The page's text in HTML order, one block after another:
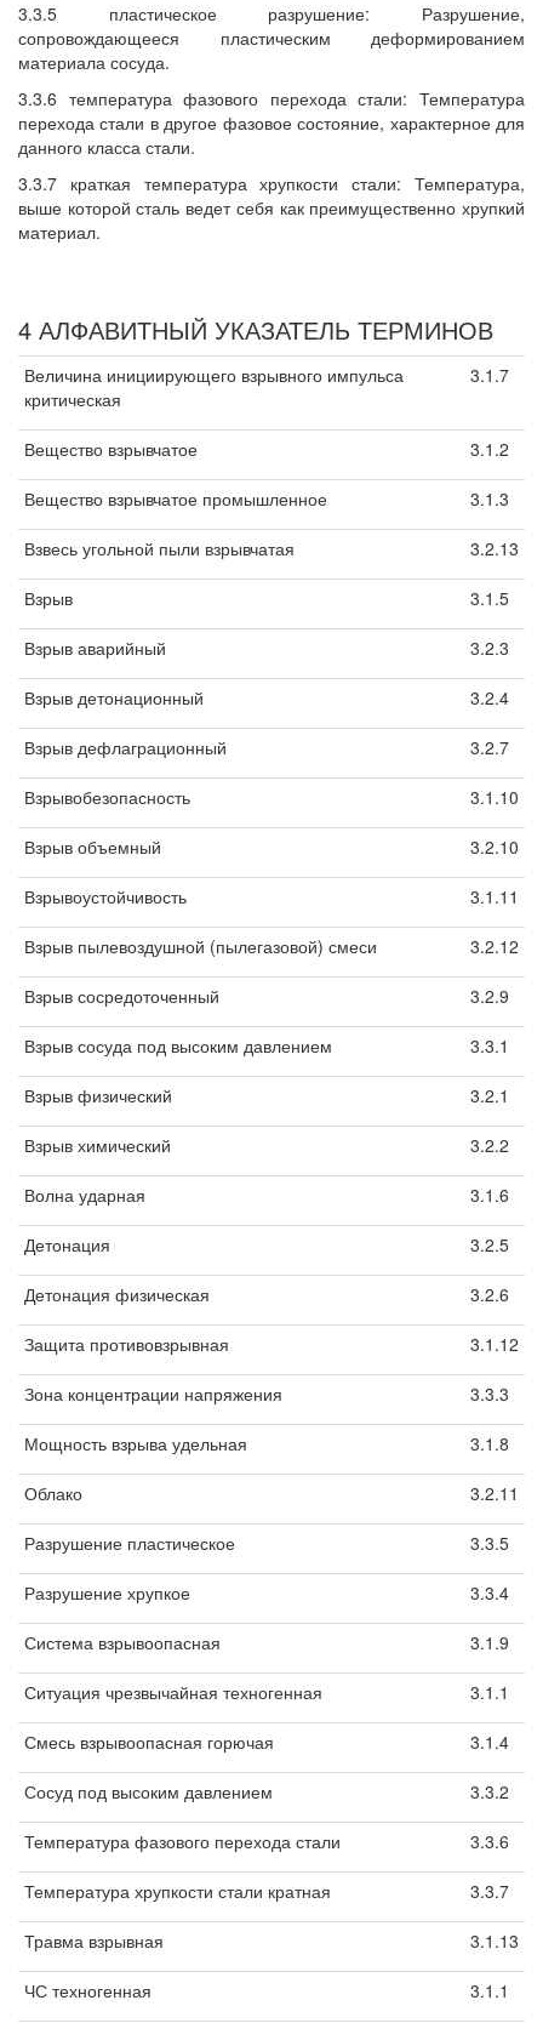
3.3.5 пластическое разрушение: Разрушение,
сопровождающееся пластическим деформированием
материала сосуда.
3.3.6 температура фазового перехода стали: Температура
перехода стали в другое фазовое состояние, характерное для
данного класса стали.
3.3.7 краткая температура хрупкости стали: Температура,
выше которой сталь ведет себя как преимущественно хрупкий
материал.
4 АЛФАВИТНЫЙ УКАЗАТЕЛЬ ТЕРМИНОВ
Величина инициирующего взрывного импульса
критическая
3.1.7
Вещество взрывчатое 3.1.2
Вещество взрывчатое промышленное 3.1.3
Взвесь угольной пыли взрывчатая 3.2.13
Взрыв 3.1.5
Взрыв аварийный 3.2.3
Взрыв детонационный 3.2.4
Взрыв дефлаграционный 3.2.7
Взрывобезопасность 3.1.10
Взрыв объемный 3.2.10
Взрывоустойчивость 3.1.11
Взрыв пылевоздушной (пылегазовой) смеси 3.2.12
Взрыв сосредоточенный 3.2.9
Взрыв сосуда под высоким давлением 3.3.1
Взрыв физический 3.2.1
Взрыв химический 3.2.2
Волна ударная 3.1.6
Детонация 3.2.5
Детонация физическая 3.2.6
Защита противовзрывная 3.1.12
Зона концентрации напряжения 3.3.3
Мощность взрыва удельная 3.1.8
Облако 3.2.11
Разрушение пластическое 3.3.5
Разрушение хрупкое 3.3.4
Система взрывоопасная 3.1.9
Ситуация чрезвычайная техногенная 3.1.1
Смесь взрывоопасная горючая 3.1.4
Сосуд под высоким давлением 3.3.2
Температура фазового перехода стали 3.3.6
Температура хрупкости стали кратная 3.3.7
Травма взрывная 3.1.13
ЧС техногенная 3.1.1